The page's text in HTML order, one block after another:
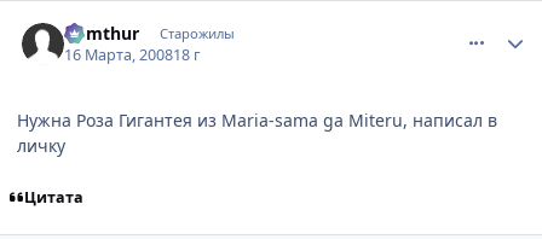
Komthur Старожилы
16 Марта, 200818 г
Нужна Роза Гигантея из Maria-sama ga Miteru, написал в
личку
Цитата